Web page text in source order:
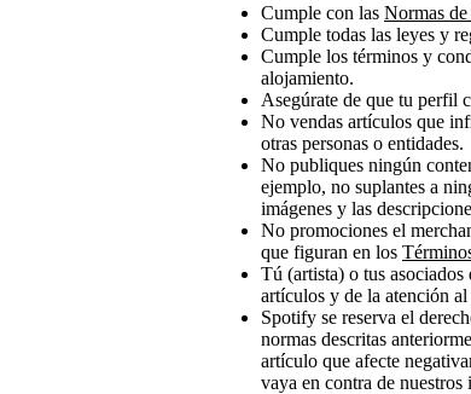
Cumple con las Normas
Cumple todas las leyes y
Cumple los términos y
alojamiento.
Asegúrate de que tu perfil
No vendas artículos que
otras personas o entidades.
No publiques ningún
ejemplo, no suplantes a
imágenes y las
No promociones el
que figuran en los
Tú (artista) o tus asociados
artículos y de la atención
Spotify se reserva el
normas descritas
artículo que afecte
vaya en contra de nuestros